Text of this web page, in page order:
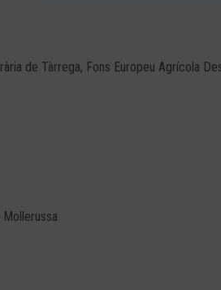
de Tàrrega, Fons Europeu Agrícola
Mollerussa